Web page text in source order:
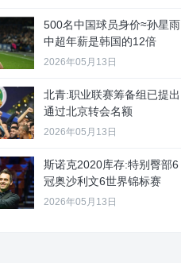
500名中国球员身价≈孙星雨
中超年薪是韩国的12倍
2026年05月13日
北青:职业联赛筹备组已提出
通过北京转会名额
2026年05月13日
斯诺克2020库存:特别臀部6
冠奥沙利文6世界锦标赛
2026年05月13日